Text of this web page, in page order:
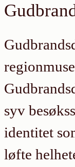
syv
identitet
løfte